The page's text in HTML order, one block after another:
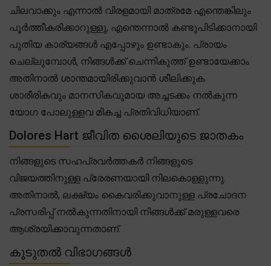
ചിലവാക്കും എന്നാൽ വിരളമായി മാത്രമേ എന്തെങ്കിലും
പൂർത്തീകരിക്കാറുള്ളു, എന്തെന്നാൽ കണ്ടുപിടിക്കാനായി
പുതിയ കാര്യങ്ങൾ എപ്പോഴും ഉണ്ടാകും. പ്രായം
ചെല്ലുമ്പോൾ, നിങ്ങൾക്ക് ചെന്നികുത്ത് ഉണ്ടായേക്കാം
അതിനാൽ ശാന്തമായിരിക്കുവാൻ ശീലിക്കുക.
ശാരീരികവും മാനസികവുമായ അച്ചടക്കം നൽകുന്ന
യോഗ പോലുള്ളവ മികച്ച പ്രതിവിധിയാണ്.
Dolores Hart ജീവിത ശൈലിയുടെ ജാതകം
നിങ്ങളുടെ സഹപ്രവർത്തകർ നിങ്ങളുടെ
വിജയത്തിനുള്ള പ്രേരണയായി നിലകൊള്ളുന്നു.
അതിനാൽ, ലക്ഷ്യം കൈവരിക്കുവാനുള്ള പ്രചോദന
പ്രസരിപ്പ് നൽകുന്നതിനായി നിങ്ങൾക്ക് മരുള്ളവരെ
ആശ്രയിക്കാവുന്നതാണ്.
കൂടുതൽ വിഭാഗങ്ങൾ